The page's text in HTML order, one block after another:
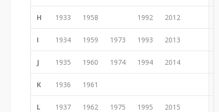
H 1933 1958 1992 2012
I 1934 1959 1973 1993 2013
J 1935 1960 1974 1994 2014
K 1936 1961
L 1937 1962 1975 1995 2015